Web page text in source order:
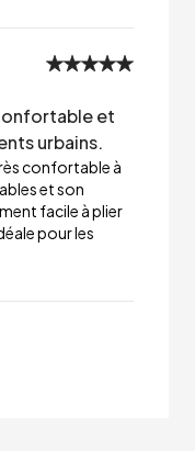
et
urbains.
confortable à
et son
facile à plier
pour les